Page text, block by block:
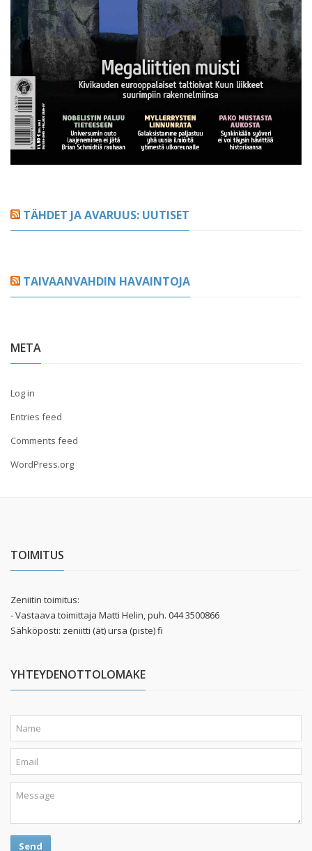
TÄHDET JA AVARUUS: UUTISET
TAIVAANVAHDIN HAVAINTOJA
META
Log in
Entries feed
Comments feed
WordPress.org
TOIMITUS
Zeniitin toimitus:
- Vastaava toimittaja Matti Helin, puh. 044 3500866
Sähköposti: zeniitti (ät) ursa (piste) fi
YHTEYDENOTTOLOMAKE
Send